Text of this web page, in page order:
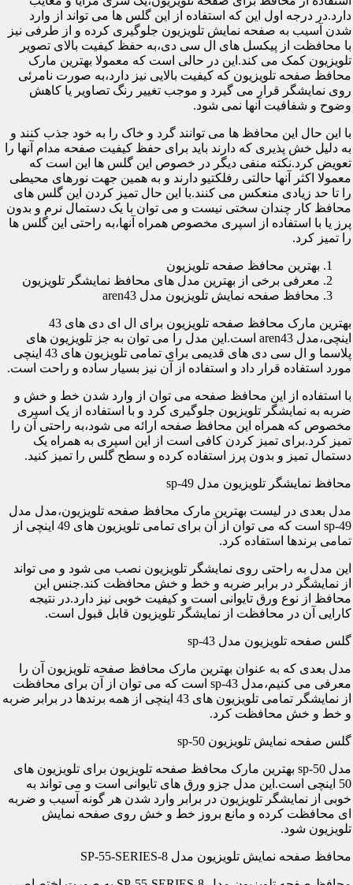
دارد.در درجه اول این که استفاده از این گلس ها می تواند از وارد
شدن آسیب به صفحه نمایش تلویزیون جلوگیری کرده و از طرفی نیز
با محافظت از پیکسل های ال سی دی،به حفظ کیفیت بالای تصویر
تلویزیون کمک می کند.این در حالی است که معمولا بهترین مارک
محافظ صفحه تلویزیون که کیفیت بالایی نیز دارد،به صورت نامرئی
روی نمایشگر قرار می گیرد و موجب تغییر رنگ تصاویر یا کاهش
وضوح و شفافیت آنها نمی شود.
با این حال این محافظ ها می توانند گرد و خاک را به خود جذب کنند و
به دلیل خش پذیری که دارند باید برای حفظ کیفیت صفحه مدام آنها را
تعویض کرد.نکته منفی دیگر در خصوص این گلس ها این است که
معمولا اکثر آنها حالتی رفلکتیو دارند و به همین جهت نورهای محیطی
را تا حد زیادی منعکس می کنند.با این حال تمیز کردن این گلس های
محافظ کار چندان سختی نیست و می توان با یک دستمال نرم و بدون
پرز یا با استفاده از اسپری مخصوص همراه آنها،به راحتی این گلس ها
را تمیز کرد.
بهترین محافظ صفحه تلویزیون
معرفی برخی از بهترین مدل های محافظ نمایشگر تلویزیون
محافظ صفحه نمایش تلویزیون مدل aren43
بهترین مارک محافظ صفحه تلویزیون برای ال ای دی های 43
اینچی،مدل aren43 است.این مدل را می توان به جز تلویزیون های
پلاسما و ال سی دی های قدیمی برای تمامی تلویزیون های 43 اینچی
مورد استفاده قرار داد و استفاده از آن نیز بسیار ساده و راحت است.
با استفاده از این محافظ صفحه می توان از وارد شدن خط و خش و
ضربه به نمایشگر تلویزیون جلوگیری کرد و با استفاده از یک اسپری
مخصوص که همراه این محافظ صفحه ارائه می شود،به راحتی آن را
تمیز کرد.برای تمیز کردن کافی است از این اسپری به همراه یک
دستمال تمیز و بدون پرز استفاده کرده و سطح گلس را تمیز کنید.
محافظ نمایشگر تلویزیون مدل sp-49
مدل بعدی در لیست بهترین مارک محافظ صفحه تلویزیون،مدل مدل
sp-49 است که می توان از آن برای تمامی تلویزیون های 49 اینچی از
تمامی برندها استفاده کرد.
این مدل به راحتی روی نمایشگر تلویزیون نصب می شود و می تواند
از نمایشگر در برابر ضربه و خط و خش محافظت کند.جنس این
محافظ از نوع ورق تایوانی است و کیفیت خوبی نیز دارد.در نتیجه
کارایی آن در محافظت از نمایشگر تلویزیون قابل قبول است.
گلس صفحه تلویزیون مدل sp-43
مدل بعدی که به عنوان بهترین مارک محافظ صفحه تلویزیون آن را
معرفی می کنیم،مدل sp-43 است که می توان از آن برای محافظت
از نمایشگر تمامی تلویزیون های 43 اینچی از همه برندها در برابر ضربه
و خط و خش محافظت کرد.
گلس صفحه نمایش تلویزیون sp-50
مدل sp-50 بهترین مارک محافظ صفحه تلویزیون برای تلویزیون های
50 اینچی است.این مدل جزو ورق های تایوانی است و می تواند به
خوبی از نمایشگر تلویزیون در برابر وارد شدن هر گونه آسیب و ضربه
ای محافظت کرده و مانع بروز خط و خش روی صفحه نمایش
تلویزیون شود.
محافظ صفحه نمایش تلویزیون مدل SP-55-SERIES-8